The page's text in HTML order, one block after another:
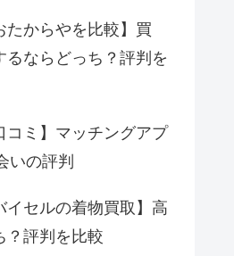
たからやを比較】買
るならどっち？評判を
コミ】マッチングアプ
いの評判
イセルの着物買取】高
？評判を比較